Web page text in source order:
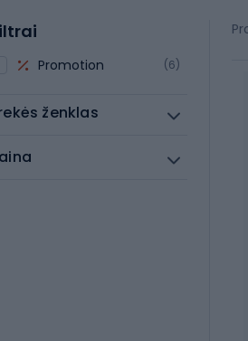
Promotion (6)
ženklas